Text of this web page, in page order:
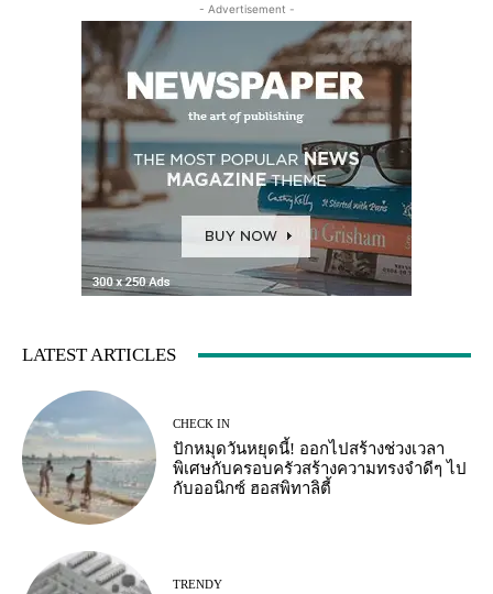
- Advertisement -
LATEST ARTICLES
CHECK IN
ปักหมุดวันหยุดนี้! ออกไปสร้างช่วงเวลา
พิเศษกับครอบครัวสร้างความทรงจำดีๆ ไป
กับออนิกซ์ ฮอสพิทาลิตี้
TRENDY